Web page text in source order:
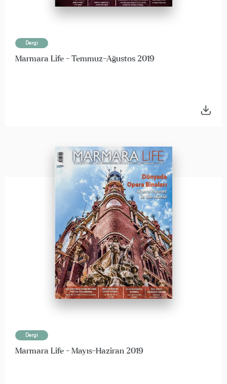
Dergi
Marmara Life - Temmuz-Ağustos 2019
Dergi
Marmara Life - Mayıs-Haziran 2019